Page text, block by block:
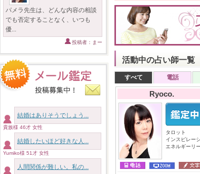
パメラ先生は、どんな内容の相談
でも否定することなく、いつも
優...
投稿者：まー
結婚はありそうでしょう...
貴族様 46才 女性
結婚したいほど好きな人...
Yumiko様 51才 女性
人間関係が難しい。私の...
活動中の占い師一覧
すべて 電話
Ryoco.
タロット
インスピレーシ
エネルギーリー